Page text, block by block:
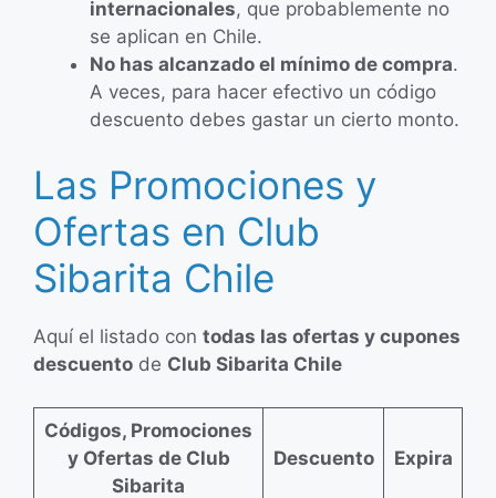
internacionales, que probablemente no
se aplican en Chile.
No has alcanzado el mínimo de compra.
A veces, para hacer efectivo un código
descuento debes gastar un cierto monto.
Las Promociones y
Ofertas en Club
Sibarita Chile
Aquí el listado con todas las ofertas y cupones
descuento de Club Sibarita Chile
Códigos, Promociones
y Ofertas de Club
Sibarita
Descuento Expira